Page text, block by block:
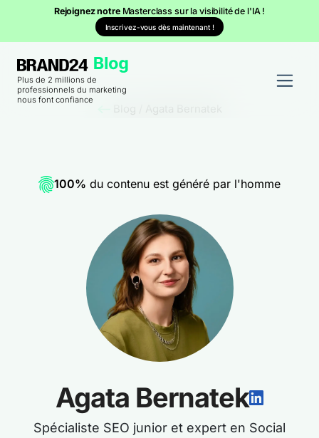
Rejoignez notre Masterclass sur la visibilité de l'IA !
Inscrivez-vous dès maintenant !
Plus de 2 millions de
professionnels du marketing
nous font confiance
100% du contenu est généré par l'homme
Agata Bernatek
Spécialiste SEO junior et expert en Social